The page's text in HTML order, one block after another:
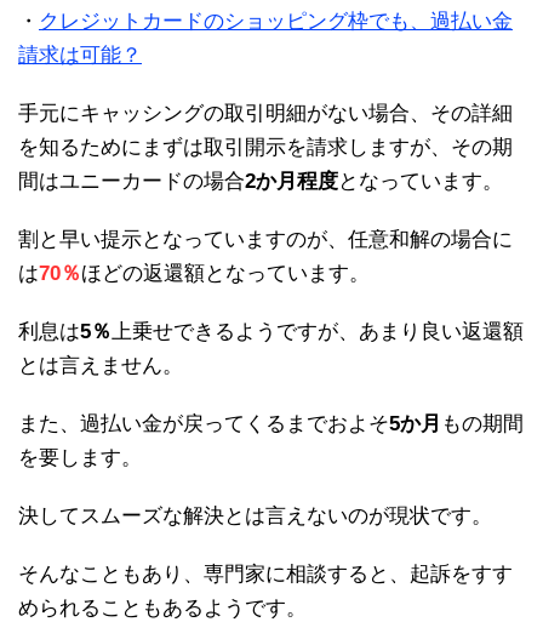
・ クレジットカードのショッピング枠でも、過払い金
請求は可能？
手元にキャッシングの取引明細がない場合、その詳細
を知るためにまずは取引開示を請求しますが、その期
間はユニーカードの場合2か月程度となっています。
割と早い提示となっていますのが、任意和解の場合に
は70％ほどの返還額となっています。
利息は5％ 上乗せできるようですが、あまり良い返還額
とは言えません。
また、過払い金が戻ってくるまでおよそ5か月 もの期間
を要します。
決してスムーズな解決とは言えないのが現状です。
そんなこともあり、専門家に相談すると、起訴をすす
められることもあるようです。